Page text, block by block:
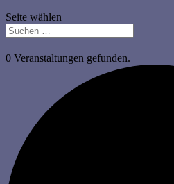
Seite wählen
0 Veranstaltungen gefunden.